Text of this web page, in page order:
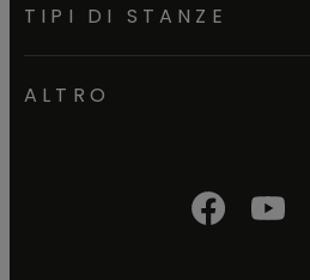
TIPI DI STANZE
ALTRO